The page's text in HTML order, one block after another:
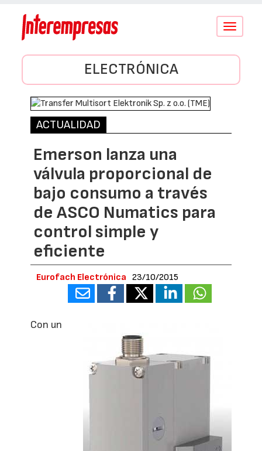
Conmutar
ELECTRÓNICA
ACTUALIDAD
Emerson lanza una
válvula proporcional de
bajo consumo a través
de ASCO Numatics para
control simple y
eficiente
Eurofach Electrónica 23/10/2015
Con un